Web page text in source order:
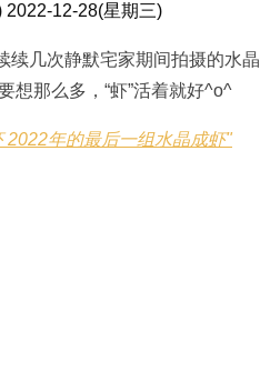
2022-12-28(星期三)
续几次静默宅家期间拍摄的水
想那么多，“虾”活着就好^o^
2022年的最后一组水晶成虾"